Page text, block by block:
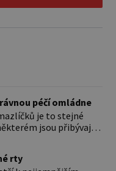
péčí omládne
je to stejné
jsou přibývající
staršího psa více
rty